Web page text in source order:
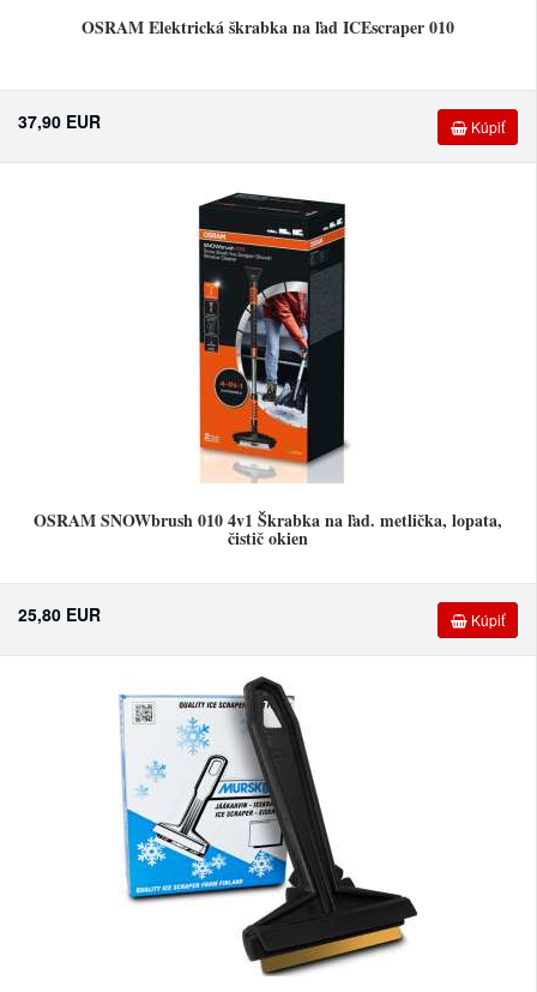
OSRAM Elektrická škrabka na ľad ICEscraper 010
Kúpiť
37,90 EUR
OSRAM SNOWbrush 010 4v1 Škrabka na ľad. metlička, lopata,
čistič okien
Kúpiť
25,80 EUR